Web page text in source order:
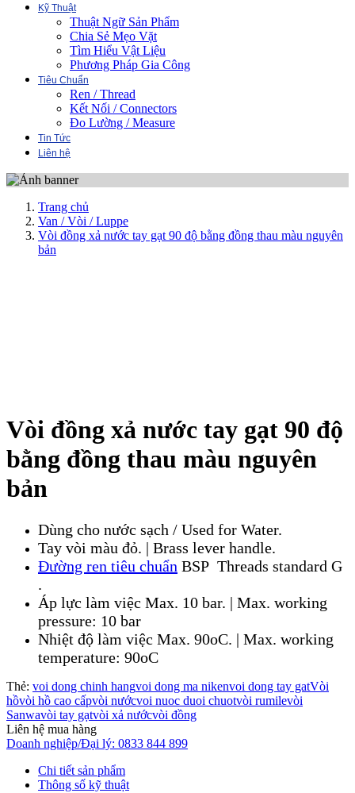
Kỹ Thuật
Thuật Ngữ Sản Phẩm
Chia Sẻ Mẹo Vặt
Tìm Hiểu Vật Liệu
Phương Pháp Gia Công
Tiêu Chuẩn
Ren / Thread
Kết Nối / Connectors
Đo Lường / Measure
Tin Tức
Liên hệ
Trang chủ
Van / Vòi / Luppe
Vòi đồng xả nước tay gạt 90 độ bằng đồng thau màu nguyên
bản
Vòi đồng xả nước tay gạt 90 độ
bằng đồng thau màu nguyên
bản
Dùng cho nước sạch / Used for Water.
Tay vòi màu đỏ. | Brass lever handle.
Đường ren tiêu chuẩn BSP Threads standard G
.
Áp lực làm việc Max. 10 bar. | Max. working
pressure: 10 bar
Nhiệt độ làm việc Max. 90oC. | Max. working
temperature: 90oC
Thẻ: voi dong chinh hangvoi dong ma nikenvoi dong tay gatVòi
hồvòi hồ cao cấpvòi nướcvoi nuoc duoi chuotvòi rumilevòi
Sanwavòi tay gạtvòi xả nướcvòi đồng
Liên hệ mua hàng
Doanh nghiệp/Đại lý: 0833 844 899
Chi tiết sản phẩm
Thông số kỹ thuật